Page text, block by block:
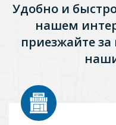
Удобно и
нашем
приезжайте